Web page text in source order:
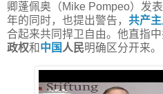
卿蓬佩奥（Mike Pompeo）发
年的同时，也提出警告， 共产
合起来共同捍卫自由。他直指
政权和 中国人民明确区分开来。